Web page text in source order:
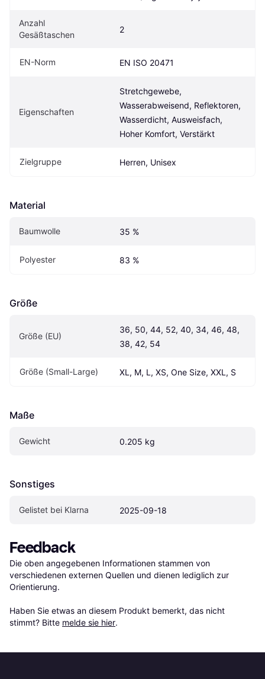
Anzahl
Gesäßtaschen
2
EN-Norm EN ISO 20471
Eigenschaften
Stretchgewebe,
Wasserabweisend, Reflektoren,
Wasserdicht, Ausweisfach,
Hoher Komfort, Verstärkt
Zielgruppe Herren, Unisex
Material
Baumwolle 35 %
Polyester 83 %
Größe
Größe (EU)
36, 50, 44, 52, 40, 34, 46, 48,
38, 42, 54
Größe (Small-Large) XL, M, L, XS, One Size, XXL, S
Maße
Gewicht 0.205 kg
Sonstiges
Gelistet bei Klarna 2025-09-18
Feedback
Die oben angegebenen Informationen stammen von
verschiedenen externen Quellen und dienen lediglich zur
Orientierung.
Haben Sie etwas an diesem Produkt bemerkt, das nicht
stimmt? Bitte melde sie hier.